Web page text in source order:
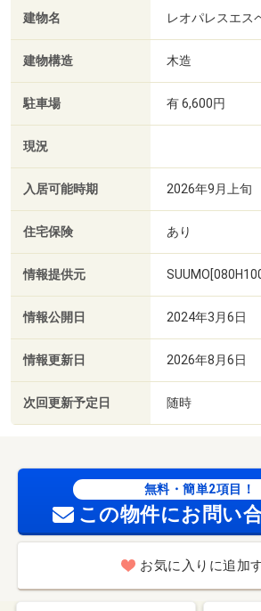
建物名 レオパレスエス
建物構造 木造
駐車場 有 6,600円
現況
入居可能時期 2026年9月上旬
住宅保険 あり
情報提供元
情報公開日 2024年3月6日
情報更新日 2026年8月6日
次回更新予定日 随時
無料・簡単2項目！
この物件にお問い
お気に入りに追加